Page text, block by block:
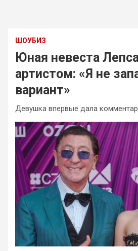
ШОУБИЗ
Юная невеста
артистом: «Я не
вариант»
Девушка впервые дала